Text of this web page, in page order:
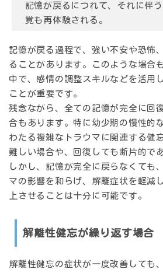
記憶が戻るにつれて、それに伴
覚も再体験される。
記憶が戻る過程で、強い不安や恐怖
ることがあります。このような場合
中で、感情の調整スキルなどを活用
ことが重要です。
残念ながら、全ての記憶が完全に回
合もあります。特に幼少期の慢性的
わたる複雑なトラウマに関連する健
難しい場合や、回復しても断片的で
しかし、記憶が完全に戻らなくても
マの影響を和らげ、解離症状を軽減
上させることは十分に可能です。
解離性健忘が繰り返す場合
解離性健忘の症状が一度改善しても